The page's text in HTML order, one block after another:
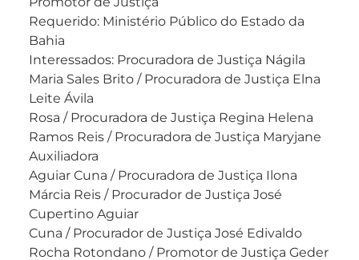
Requerido: Ministério Público do Estado da
Bahia
Interessados: Procuradora de Justiça Nágila
Maria Sales Brito / Procuradora de Justiça Elna
Leite Ávila
Rosa / Procuradora de Justiça Regina Helena
Ramos Reis / Procuradora de Justiça Maryjane
Auxiliadora
Aguiar Cuna / Procuradora de Justiça Ilona
Márcia Reis / Procurador de Justiça José
Cupertino Aguiar
Cuna / Procurador de Justiça José Edivaldo
Rocha Rotondano / Promotor de Justiça Geder